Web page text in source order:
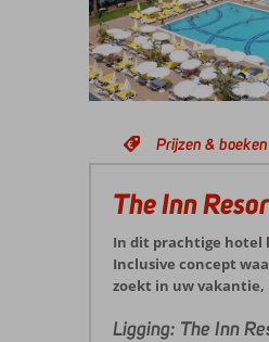
Prijzen & boeken
The Inn
In dit prachtige hotel
Inclusive concept
zoekt in uw vakantie,
Ligging: The Inn